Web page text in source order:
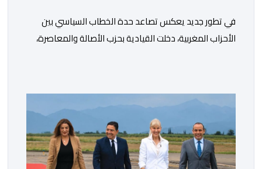
في تطور جديد يعكس تصاعد حدة الخطاب السياسي بين
الأحزاب المغربية، دخلت القيادية بحزب الأصالة والمعاصرة،
خلفية اتهامات سبق أن وجهها هذا الأخير إلى حزب ” البام ”
وربطه بملف المخدرات.المنصوري أكدت أن بنكيران ” ما غير
اليوم […]